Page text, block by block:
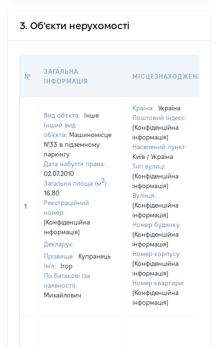
3. Об'єкти нерухомості
№
ЗАГАЛЬНА
ІНФОРМАЦІЯ
МІСЦЕЗНАХОДЖЕННЯ
1
Вид об'єкта:
Інше
Інший вид
об'єкта: Машиномісце
№33 в підземному
паркінгу
Дата набуття права:
02.07.2010
Загальна площа (м2):
16,80
Реєстраційний
номер:
[Конфіденційна
інформація]
Декларує:
Прізвище:
Купранець
Ім'я:
Ігор
По батькові (за
наявності):
Михайлович
Країна:
Україна
Поштовий індекс:
[Конфіденційна
інформація]
Населений пункт:
Київ / Україна
Тип вулиці:
[Конфіденційна
інформація]
Вулиця:
[Конфіденційна
інформація]
Номер будинку:
[Конфіденційна
інформація]
Номер корпусу:
[Конфіденційна
інформація]
Номер квартири:
[Конфіденційна
інформація]